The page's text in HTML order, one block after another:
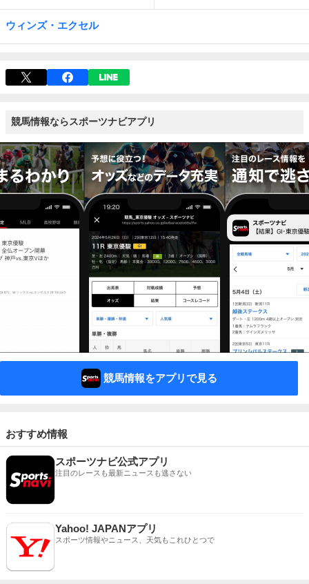
ウィンズ・エクセル
競馬情報ならスポーツナビアプリ
競馬情報をアプリで見る
おすすめ情報
スポーツナビ公式アプリ
注目のレースも最新ニュースも逃さない
Yahoo! JAPANアプリ
スポーツ情報やニュース、天気もこれひとつで